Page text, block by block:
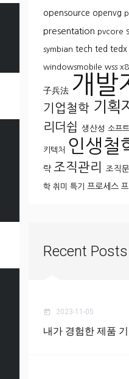
opensource openvg
presentation pvcore
symbian tech ted tedx
windowsmobile wss
子兵法 개발
기업철학 기획
리더쉽 생산성 소프
키텍처 인생철
략 조직관리 조직
학 취미 특기 프로세스
Recent Posts
today 2023-11-05
내가 경험한 제품